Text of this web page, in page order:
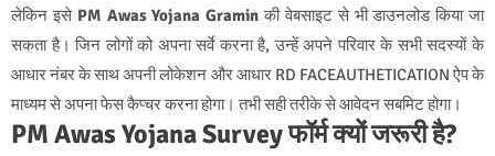
लेकिन इसेPM Awas Yojana Gramin की वेबसाइट से भी डाउनलोड किया जा
सकता है। जिन लोगों को अपना सर्वे करना है, उन्हें अपने परिवार के सभी सदस्यों के
आधार नंबर के साथ अपनी लोकेशन और आधार RD FACEAUTHETICATION ऐप के
माध्यम से अपना फेस कैप्चर करना होगा। तभी सही तरीके से आवेदन सबमिट होगा।
PM Awas Yojana Survey फॉर्म क्यों जरूरी है?